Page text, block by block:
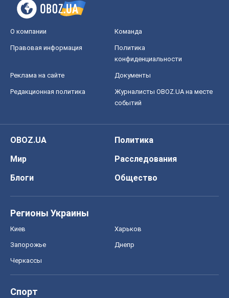
О компании Команда
Правовая информация
Политика
конфиденциальности
Реклама на сайте Документы
Редакционная политика
Журналисты OBOZ.UA на месте
событий
OBOZ.UA
Политика
Мир
Расследования
Блоги
Общество
Регионы Украины
Киев Харьков
Запорожье Днепр
Черкассы
Спорт